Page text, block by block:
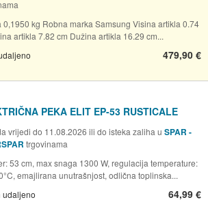
0,1950 kg Robna marka Samsung Visina artikla 0.74
artikla 7.82 cm Dužina artikla 16.29 cm...
479,90 €
PEKA ELIT EP-53 RUSTICALE
vrijedi do 11.08.2026 ili do isteka zaliha u SPAR -
trgovinama
53 cm, max snaga 1300 W, regulacija temperature:
emajlirana unutrašnjost, odlična toplinska...
udaljeno 64,99 €